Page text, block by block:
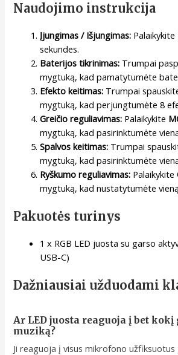
Naudojimo instrukcija
Įjungimas / Išjungimas: Palaikykite
sekundes.
Baterijos tikrinimas: Trumpai
mygtuką, kad pamatytumėte
Efekto keitimas: Trumpai
mygtuką, kad perjungtumėte 8
Greičio reguliavimas: Palaikykite
mygtuką, kad pasirinktumėte
Spalvos keitimas: Trumpai
mygtuką, kad pasirinktumėte
Ryškumo reguliavimas: Palaikykite
mygtuką, kad nustatytumėte
Pakuotės turinys
1 x RGB LED juosta su garso
USB-C)
Dažniausiai užduodami
Ar LED juosta reaguoja į bet
muziką?
Ji reaguoja į visus mikrofono